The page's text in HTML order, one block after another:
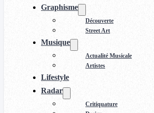
Graphisme
Découverte
Street Art
Musique
Actualité Musicale
Artistes
Lifestyle
Radar
Critiquature